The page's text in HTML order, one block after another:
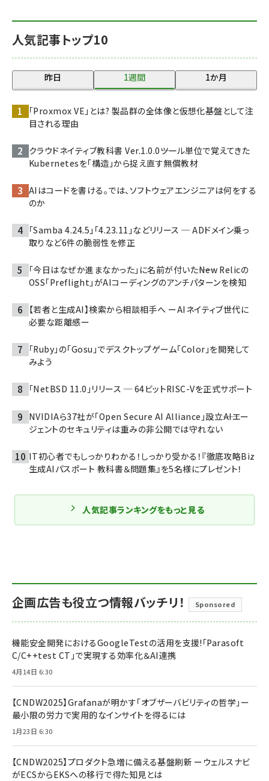
人気記事トップ10
昨日 1週間 1か月
「Proxmox VE」とは? 製品群の全体像と仮想化基盤として注
目される理由
クラウドネイティブ教科書 Ver.1.0.0――ツール単位で覚えてきた
Kubernetesを「構造」から捉え直す無償教材
AIはコードを書ける。では、ソフトウェアエンジニアは何をする
のか
「Samba 4.24.5」「4.23.11」などリリース ─ ADドメイン乗っ
取りなど6件の脆弱性を修正
「今日はなぜか進まなかった」に名前が付いた――New Relicの
OSS「Preflight」がAIコーディングのアンチパターンを検知
【若者と生成AI】検索から相談相手へ ーAIネイティブ世代に
必要な距離感ー
「Ruby」の「Gosu」でデスクトップゲーム「Color」を開発して
みよう
「NetBSD 11.0」リリース ─ 64ビットRISC-Vを正式サポート
NVIDIAら37社が「Open Secure AI Alliance」設立――AIエー
ジェントのセキュリティは重みの非公開では守れない
IT初心者でもしっかりわかる！しっかり受かる！『徹底攻略Biz
生成AIパスポート 教科書＆問題集』を5名様にプレゼント！
人気記事ランキングをもっと見る
企画広告も役立つ情報バッチリ！ Sponsored
機能安全開発におけるGoogleTestの活用を支援!「Parasoft
C/C++test CT」で実現する効率化＆AI連携
4月14日 6:30
【CNDW2025】Grafanaが明かす「オブザーバビリティの哲学」ー
最小限の労力で実用的なインサイトを得るには
1月23日 6:30
【CNDW2025】プロダクト急増に備える基盤刷新 ーウェルスナビ
がECSからEKSへの移行で得た知見とは